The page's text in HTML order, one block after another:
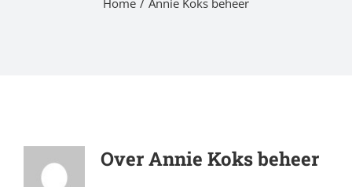
Home Annie Koks beheer
OverAnnie Koks beheer